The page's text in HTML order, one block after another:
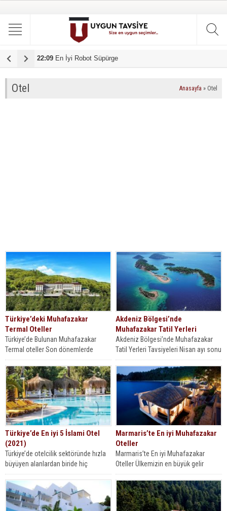
22:09 En İyi Robot Süpürge
Anasayfa » Otel
Otel
Türkiye’deki Muhafazakar
Termal Oteller
Türkiye’de Bulunan Muhafazakar
Termal oteller Son dönemlerde
insanlar muhafazakar tatil, islami
tatil, muhafazakar tatil köyleri, islami
tatil...
Akdeniz Bölgesi’nde
Muhafazakar Tatil Yerleri
Akdeniz Bölgesi’nde Muhafazakar
Tatil Yerleri Tavsiyeleri Nisan ayı sonu
gibi başlayan ve eylül sonuna kadar...
Türkiye’de En iyi 5 İslami Otel
(2021)
Türkiye’de otelcilik sektöründe hızla
büyüyen alanlardan biride hiç
şüphesiz İslami otellerdir. İslami
oteller tatil yapacak kişilerin...
Marmaris’te En iyi Muhafazakar
Oteller
Marmaris’te En iyi Muhafazakar
Oteller Ülkemizin en büyük gelir
kaynakları olan turizmin gelişmesi ve
bireylerin...